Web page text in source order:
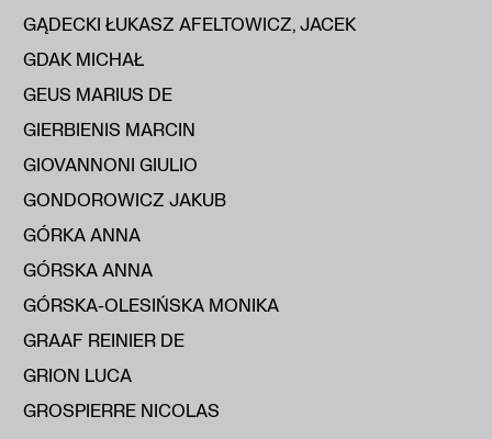
GĄDECKI ŁUKASZ AFELTOWICZ, JACEK
GDAK MICHAŁ
GEUS MARIUS DE
GIERBIENIS MARCIN
GIOVANNONI GIULIO
GONDOROWICZ JAKUB
GÓRKA ANNA
GÓRSKA ANNA
GÓRSKA-OLESIŃSKA MONIKA
GRAAF REINIER DE
GRION LUCA
GROSPIERRE NICOLAS